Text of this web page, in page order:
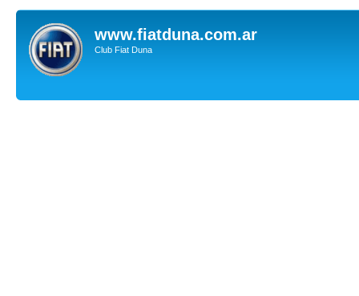
www.fiatduna.com.ar
Club Fiat Duna